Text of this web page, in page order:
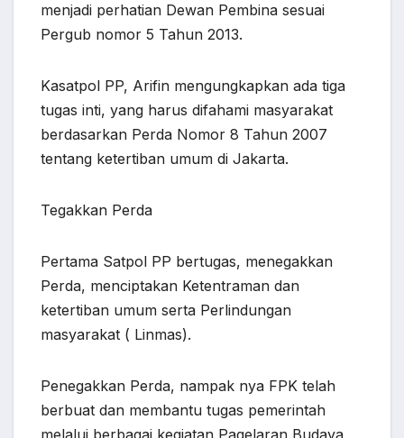
menjadi perhatian Dewan Pembina sesuai
Pergub nomor 5 Tahun 2013.
Kasatpol PP, Arifin mengungkapkan ada tiga
tugas inti, yang harus difahami masyarakat
berdasarkan Perda Nomor 8 Tahun 2007
tentang ketertiban umum di Jakarta.
Tegakkan Perda
Pertama Satpol PP bertugas, menegakkan
Perda, menciptakan Ketentraman dan
ketertiban umum serta Perlindungan
masyarakat ( Linmas).
Penegakkan Perda, nampak nya FPK telah
berbuat dan membantu tugas pemerintah